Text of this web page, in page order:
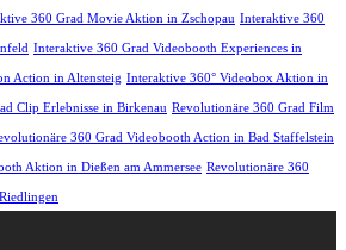
360 Grad Movie Aktion in Zschopau Interaktive 360
Interaktive 360 Grad Videobooth Experiences in
Action in Altensteig Interaktive 360° Videobox Aktion in
Clip Erlebnisse in Birkenau Revolutionäre 360 Grad Film
360 Grad Videobooth Action in Bad Staffelstein
Aktion in Dießen am Ammersee Revolutionäre 360